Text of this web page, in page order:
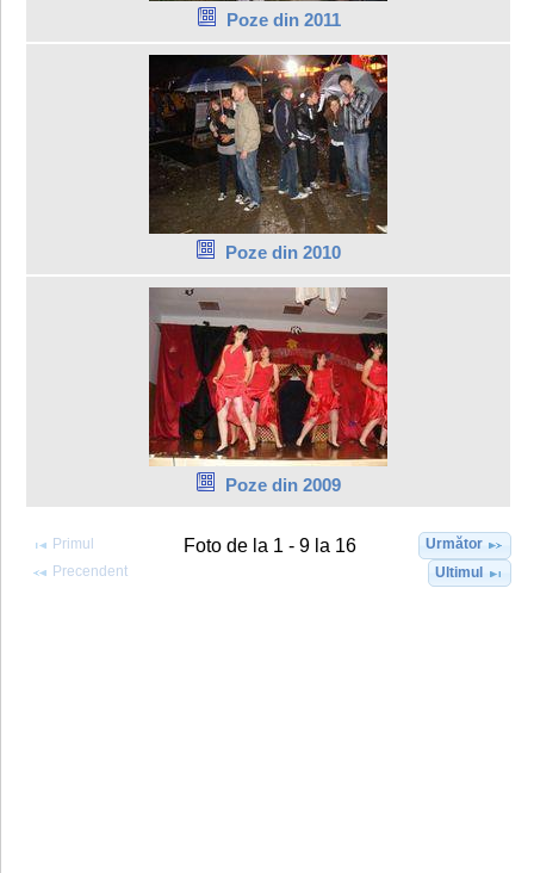
Poze din 2011
Poze din 2010
Poze din 2009
Primul
Precendent
Foto de la 1 - 9 la 16
Următor
Ultimul